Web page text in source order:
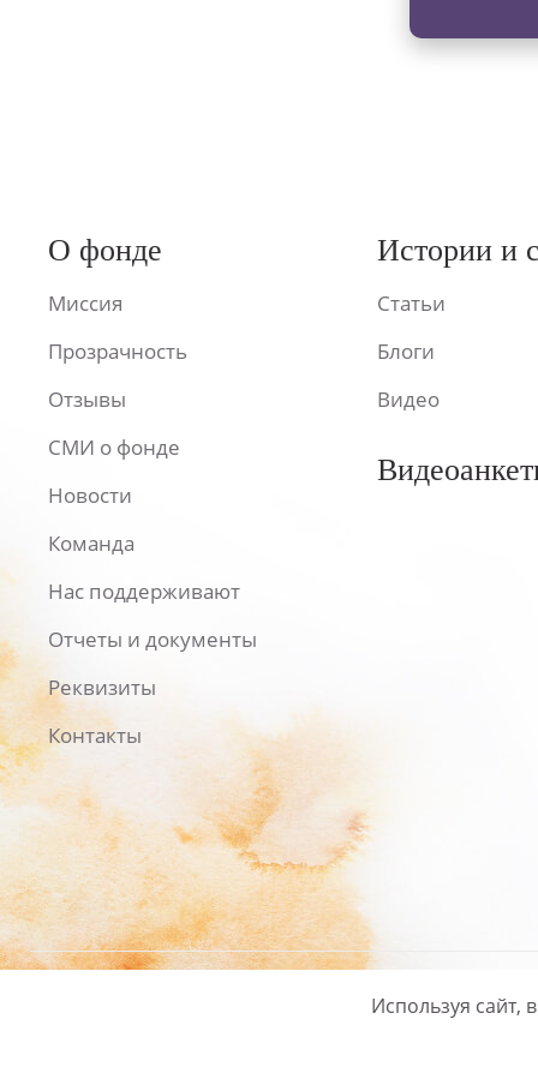
О фонде
Миссия
Прозрачность
Отзывы
СМИ о фонде
Новости
Команда
Нас поддерживают
Отчеты и документы
Реквизиты
Контакты
Истории и
Статьи
Блоги
Видео
Политика
Используя сайт,